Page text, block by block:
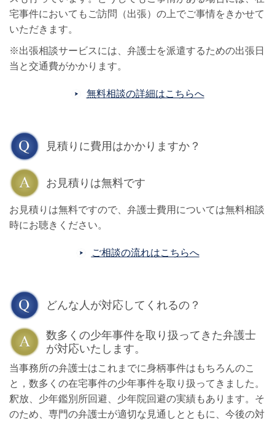
宅事件においてもご訪問（出張）の上でご事情をきかせて
いただきます。
※出張相談サービスには、弁護士を派遣するための出張日
当と交通費がかかります。
無料相談の詳細はこちらへ
見積りに費用はかかりますか？
お見積りは無料です
お見積りは無料ですので、弁護士費用については無料相談
時にお聴きください。
ご相談の流れはこちらへ
どんな人が対応してくれるの？
数多くの少年事件を取り扱ってきた弁護士
が対応いたします。
当事務所の弁護士はこれまでに身柄事件はもちろんのこ
と，数多くの在宅事件の少年事件を取り扱ってきました。
釈放、少年鑑別所回避、少年院回避の実績もあります。そ
のため、専門の弁護士が適切な見通しとともに、今後の対